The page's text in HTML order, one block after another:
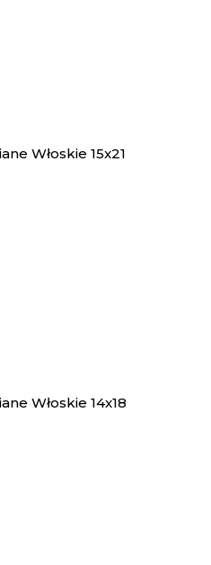
Włoskie 15x21
Włoskie 14x18